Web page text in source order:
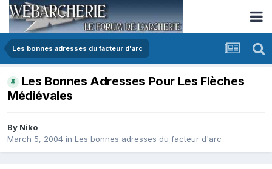
Les bonnes adresses du facteur d'arc
Les Bonnes Adresses Pour Les Flèches
Médiévales
By Niko
March 5, 2004 in Les bonnes adresses du facteur d'arc